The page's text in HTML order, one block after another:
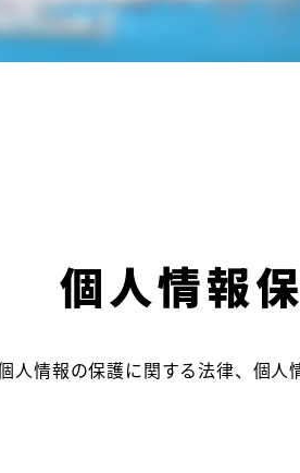
個人情報
人情報の保護に関する法律、個